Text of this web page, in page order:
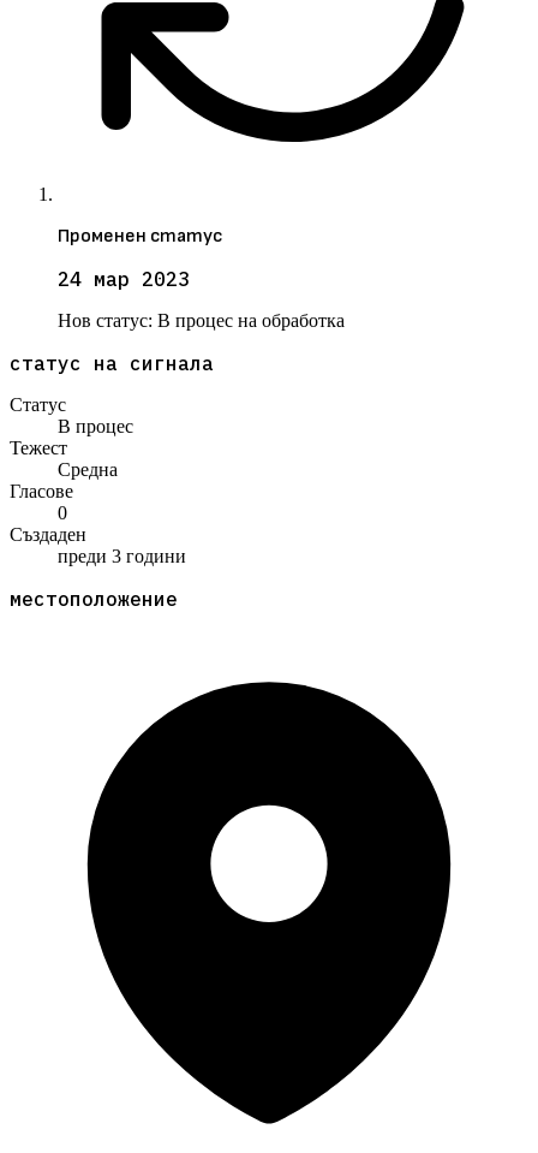
Променен статус
24 мар 2023
Нов статус: В процес на обработка
статус на сигнала
Статус
В процес
Тежест
Средна
Гласове
0
Създаден
преди 3 години
местоположение